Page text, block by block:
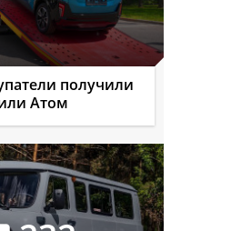
получили
Атом